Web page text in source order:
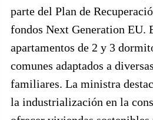
parte del Plan de
fondos Next Generation EU.
apartamentos de 2 y 3
comunes adaptados a
familiares. La ministra
la industrialización en la